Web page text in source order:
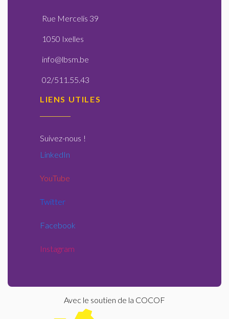
Rue Mercelis 39
1050 Ixelles
info@lbsm.be
02/511.55.43
LIENS UTILES
Suivez-nous !
LinkedIn
YouTube
Twitter
Facebook
Instagram
Avec le soutien de la COCOF